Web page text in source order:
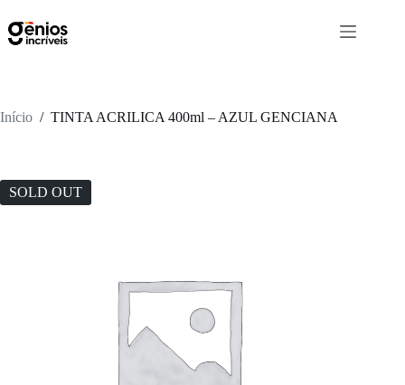
Início / TINTA ACRILICA 400ml – AZUL GENCIANA
SOLD OUT